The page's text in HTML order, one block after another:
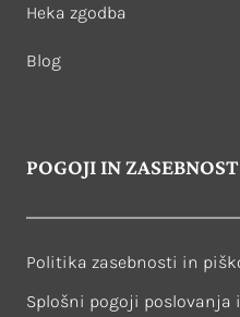
Heka zgodba
Blog
POGOJI IN ZASEBNOST
Politika zasebnosti in
Splošni pogoji poslovanja